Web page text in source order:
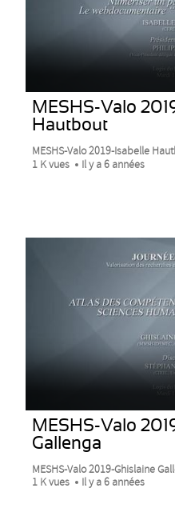
MESHS-Valo
Hautbout
MESHS-Valo 2019-Isabelle
1 K vues
Il y a 6 années
MESHS-Valo
Gallenga
MESHS-Valo 2019-Ghislaine
1 K vues
Il y a 6 années